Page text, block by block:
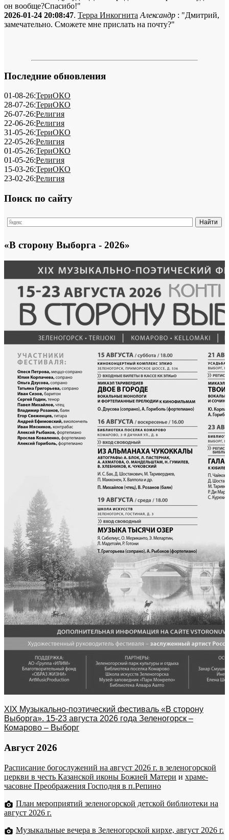
он вообще?Спасибо!"
2026-01-24 20:08:47. Терра Инкогнита Александр : "Дмитрий,
замечательно. Сможете мне прислать на почту?"
Последние обновления
01-08-26:ТериОКО
28-07-26:ТериОКО
26-07-26:Религия
22-06-26:Религия
31-05-26:ТериОКО
22-05-26:Религия
01-05-26:ТериОКО
01-05-26:Религия
15-03-26:ТериОКО
23-02-26:Религия
Поиск по сайту
«В сторону Выборга - 2026»
XIX Музыкально-поэтический фестиваль «В сторону
Выборга». 15-23 августа 2026 года Зеленогорск –
Комарово – Выборг
Август 2026
Расписание богослужений на август 2026 г. в зеленогорской
церкви в честь Казанской иконы Божией Матери и храме-
часовне Преображения Господня в п.Репино
План мероприятий зеленогорской детской библиотеки на
август 2026 г.
Музыкальные вечера в Зеленогорской кирхе, август 2026 г.